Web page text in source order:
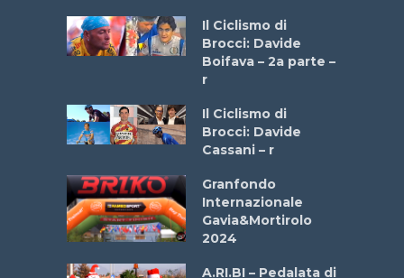
Il Ciclismo di
Brocci: Davide
Boifava – 2a parte –
r
Il Ciclismo di
Brocci: Davide
Cassani – r
Granfondo
Internazionale
Gavia&Mortirolo
2024
A.RI.BI – Pedalata di